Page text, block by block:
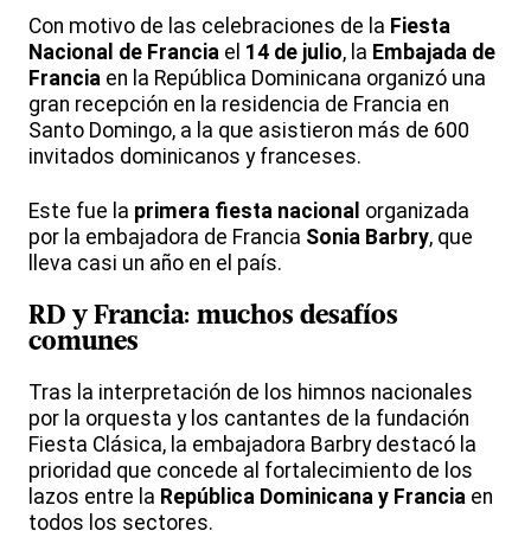
Con motivo de las celebraciones de la Fiesta
Nacional de Francia el 14 de julio, la Embajada de
Francia en la República Dominicana organizó una
gran recepción en la residencia de Francia en
Santo Domingo, a la que asistieron más de 600
invitados dominicanos y franceses.
Este fue la primera fiesta nacional organizada
por la embajadora de Francia Sonia Barbry, que
lleva casi un año en el país.
RD y Francia: muchos desafíos
comunes
Tras la interpretación de los himnos nacionales
por la orquesta y los cantantes de la fundación
Fiesta Clásica, la embajadora Barbry destacó la
prioridad que concede al fortalecimiento de los
lazos entre la República Dominicana y Francia en
todos los sectores.